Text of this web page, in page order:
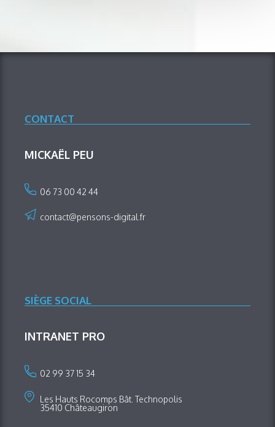
CONTACT
MICKAËL PEU
06 73 00 42 44
contact@pensons-digital.fr
SIÈGE SOCIAL
INTRANET PRO
02 99 37 15 34
Les Hauts Rocomps Bât. Technopolis
35410 Châteaugiron